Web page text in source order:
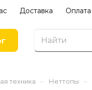
Доставка Оплата
техника – Неттопы –